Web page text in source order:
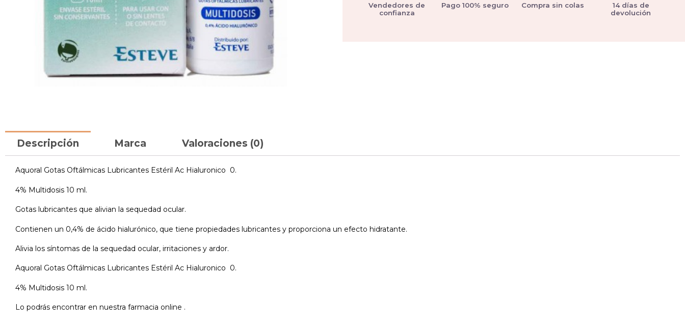
Vendedores de
confianza
Pago 100% seguro Compra sin colas
14 días de
devolución
Descripción Marca Valoraciones (0)
Aquoral Gotas Oftálmicas Lubricantes Estéril Ac Hialuronico 0.
4% Multidosis 10 ml.
Gotas lubricantes que alivian la sequedad ocular.
Contienen un 0,4% de ácido hialurónico, que tiene propiedades lubricantes y proporciona un efecto hidratante.
Alivia los síntomas de la sequedad ocular, irritaciones y ardor.
Aquoral Gotas Oftálmicas Lubricantes Estéril Ac Hialuronico 0.
4% Multidosis 10 ml.
Lo podrás encontrar en nuestra farmacia online .